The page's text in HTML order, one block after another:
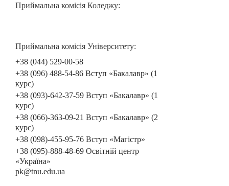
Приймальна комісія Коледжу:
Приймальна комісія Університету:
+38 (044) 529-00-58
+38 (096) 488-54-86 Вступ «Бакалавр» (1
курс)
+38 (093)-642-37-59 Вступ «Бакалавр» (1
курс)
+38 (066)-363-09-21 Вступ «Бакалавр» (2
курс)
+38 (098)-455-95-76 Вступ «Магістр»
+38 (095)-888-48-69 Освітній центр
«Україна»
pk@tnu.edu.ua